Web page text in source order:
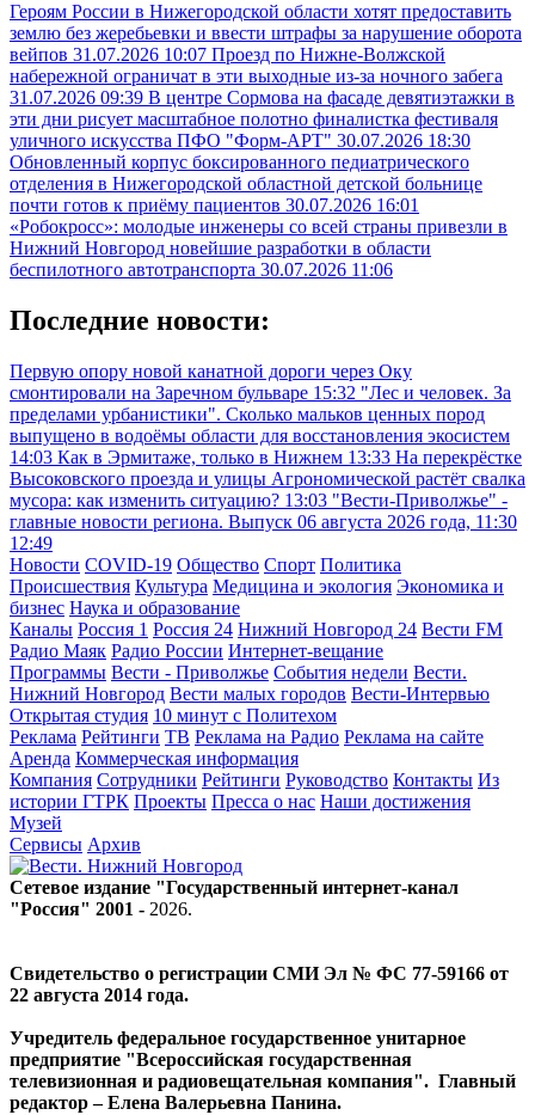
Героям России в Нижегородской области хотят предоставить
землю без жеребьевки и ввести штрафы за нарушение оборота
вейпов 31.07.2026 10:07 Проезд по Нижне-Волжской
набережной ограничат в эти выходные из-за ночного забега
31.07.2026 09:39 В центре Сормова на фасаде девятиэтажки в
эти дни рисует масштабное полотно финалистка фестиваля
уличного искусства ПФО "Форм-АРТ" 30.07.2026 18:30
Обновленный корпус боксированного педиатрического
отделения в Нижегородской областной детской больнице
почти готов к приёму пациентов 30.07.2026 16:01
«Робокросс»: молодые инженеры со всей страны привезли в
Нижний Новгород новейшие разработки в области
беспилотного автотранспорта 30.07.2026 11:06
Последние новости:
Первую опору новой канатной дороги через Оку
смонтировали на Заречном бульваре 15:32 "Лес и человек. За
пределами урбанистики". Сколько мальков ценных пород
выпущено в водоёмы области для восстановления экосистем
14:03 Как в Эрмитаже, только в Нижнем 13:33 На перекрёстке
Высоковского проезда и улицы Агрономической растёт свалка
мусора: как изменить ситуацию? 13:03 "Вести-Приволжье" -
главные новости региона. Выпуск 06 августа 2026 года, 11:30
12:49
Новости COVID-19 Общество Спорт Политика
Происшествия Культура Медицина и экология Экономика и
бизнес Наука и образование
Каналы Россия 1 Россия 24 Нижний Новгород 24 Вести FM
Радио Маяк Радио России Интернет-вещание
Программы Вести - Приволжье События недели Вести.
Нижний Новгород Вести малых городов Вести-Интервью
Открытая студия 10 минут с Политехом
Реклама Рейтинги ТВ Реклама на Радио Реклама на сайте
Аренда Коммерческая информация
Компания Сотрудники Рейтинги Руководство Контакты Из
истории ГТРК Проекты Пресса о нас Наши достижения
Музей
Сервисы Архив
Сетевое издание "Государственный интернет-канал
"Россия" 2001 - 2026.
Свидетельство о регистрации СМИ Эл № ФС 77-59166 от
22 августа 2014 года.
Учредитель федеральное государственное унитарное
предприятие "Всероссийская государственная
телевизионная и радиовещательная компания". Главный
редактор – Елена Валерьевна Панина.